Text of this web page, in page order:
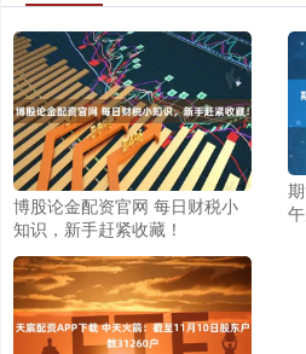
博股论金配资官网 每日财税小
知识，新手赶紧收藏！